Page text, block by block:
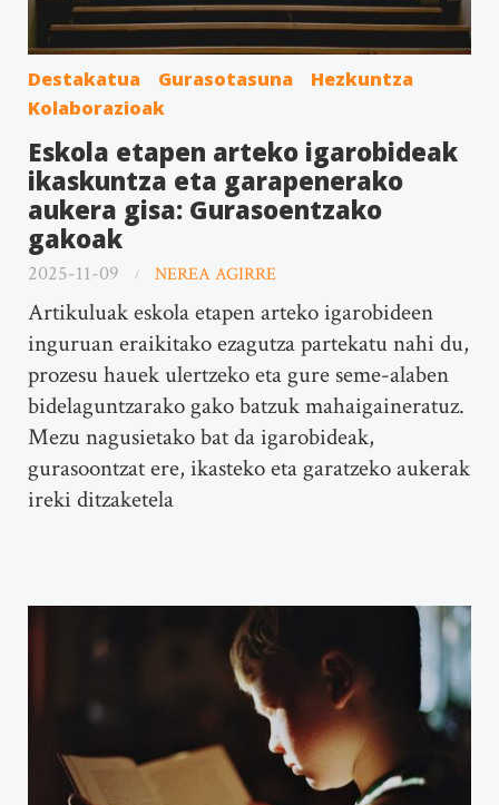
Destakatua Gurasotasuna
Hezkuntza
Kolaborazioak
Eskola etapen arteko igarobideak
ikaskuntza eta garapenerako
aukera gisa: Gurasoentzako
gakoak
2025-11-09 NEREA AGIRRE
Artikuluak eskola etapen arteko igarobideen
inguruan eraikitako ezagutza partekatu nahi du,
prozesu hauek ulertzeko eta gure seme-alaben
bidelaguntzarako gako batzuk mahaigaineratuz.
Mezu nagusietako bat da igarobideak,
gurasoontzat ere, ikasteko eta garatzeko aukerak
ireki ditzaketela